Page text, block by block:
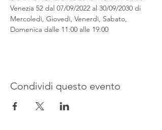
Venezia 52 dal 07/09/2022 al 30/09/2030 di
Mercoledì, Giovedì, Venerdì, Sabato,
Domenica dalle 11:00 alle 19:00
Condividi questo evento